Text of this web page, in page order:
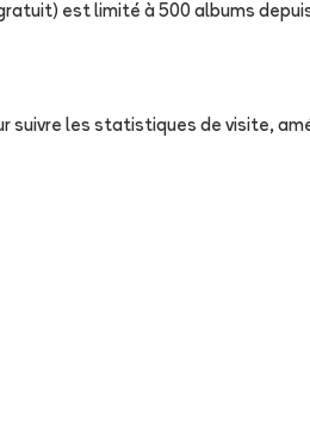
est limité à 500 albums
suivre les statistiques de visite,